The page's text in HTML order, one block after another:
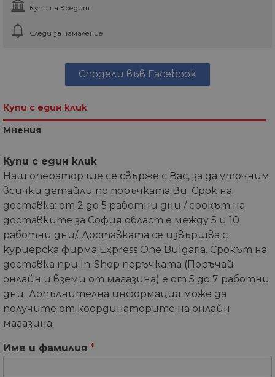
Купи на Кредит
Следи за намаление
Сподели във Facebook
Купи с един клик
Мнения
Купи с един клик
Наш оператор ще се свърже с Вас, за да уточним
всички детайли по поръчката Ви. Срок на
доставка: от 2 до 5 работни дни / срокът на
доставките за София област е между 5 и 10
работни дни/. Доставката се извършва с
куриерска фирма Express One Bulgaria. Срокът на
доставка при In-Shop поръчката (Поръчай
онлайн и вземи от магазина) е от 5 до 7 работни
дни. Допълнителна информация може да
получите от координаторите на онлайн
магазина.
Име и фамилия *